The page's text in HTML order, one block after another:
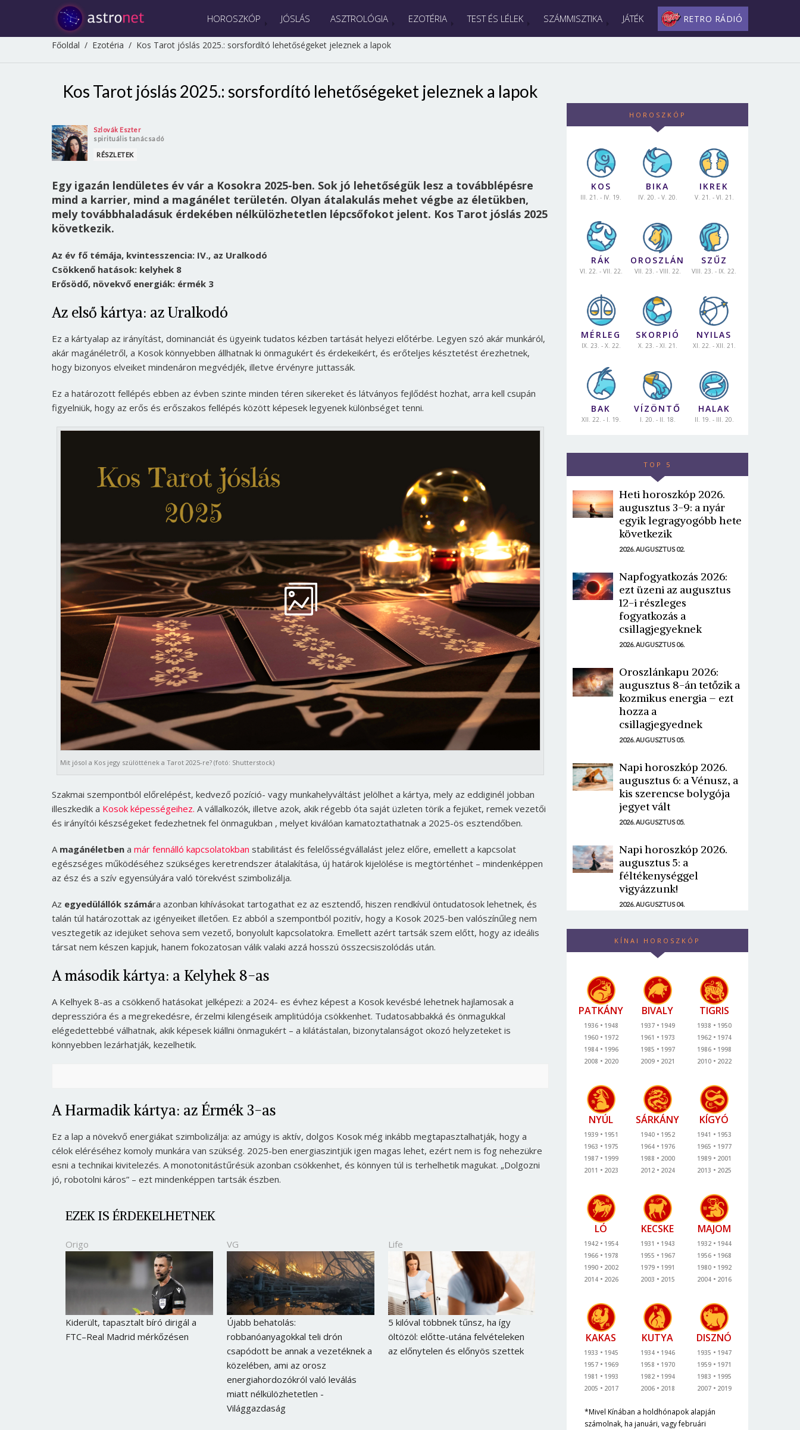
HOROSZKÓP JÓSLÁS ASZTROLÓGIA EZOTÉRIA TEST ÉS LÉLEK SZÁMMISZTIKA JÁTÉK RETRO RÁDIÓ
Főoldal / Ezotéria / Kos Tarot jóslás 2025.: sorsfordító lehetőségeket jeleznek a lapok
Kos Tarot jóslás 2025.: sorsfordító lehetőségeket jeleznek a lapok
Szlovák Eszter
spirituális tanácsadó
RÉSZLETEK
Egy igazán lendületes év vár a Kosokra 2025-ben. Sok jó lehetőségük lesz a továbblépésre
mind a karrier, mind a magánélet területén. Olyan átalakulás mehet végbe az életükben,
mely továbbhaladásuk érdekében nélkülözhetetlen lépcsőfokot jelent. Kos Tarot jóslás 2025
következik.
Az év fő témája, kvintesszencia: IV., az Uralkodó
Csökkenő hatások: kelyhek 8
Erősödő, növekvő energiák: érmék 3
Az első kártya: az Uralkodó
Ez a kártyalap az irányítást, dominanciát és ügyeink tudatos kézben tartását helyezi előtérbe. Legyen szó akár munkáról,
akár magánéletről, a Kosok könnyebben állhatnak ki önmagukért és érdekeikért, és erőteljes késztetést érezhetnek,
hogy bizonyos elveiket mindenáron megvédjék, illetve érvényre juttassák.
Ez a határozott fellépés ebben az évben szinte minden téren sikereket és látványos fejlődést hozhat, arra kell csupán
figyelniük, hogy az erős és erőszakos fellépés között képesek legyenek különbséget tenni.
Mit jósol a Kos jegy szülöttének a Tarot 2025-re? (fotó: Shutterstock)
Szakmai szempontból előrelépést, kedvező pozíció- vagy munkahelyváltást jelölhet a kártya, mely az eddiginél jobban
illeszkedik a Kosok képességeihez. A vállalkozók, illetve azok, akik régebb óta saját üzleten törik a fejüket, remek vezetői
és irányítói készségeket fedezhetnek fel önmagukban , melyet kiválóan kamatoztathatnak a 2025-ös esztendőben.
A magánéletben a már fennálló kapcsolatokban stabilitást és felelősségvállalást jelez előre, emellett a kapcsolat
egészséges működéséhez szükséges keretrendszer átalakítása, új határok kijelölése is megtörténhet – mindenképpen
az ész és a szív egyensúlyára való törekvést szimbolizálja.
Az egyedülállók számára azonban kihívásokat tartogathat ez az esztendő, hiszen rendkívül öntudatosok lehetnek, és
talán túl határozottak az igényeiket illetően. Ez abból a szempontból pozitív, hogy a Kosok 2025-ben valószínűleg nem
vesztegetik az idejüket sehova sem vezető, bonyolult kapcsolatokra. Emellett azért tartsák szem előtt, hogy az ideális
társat nem készen kapjuk, hanem fokozatosan válik valaki azzá hosszú összecsiszolódás után.
A második kártya: a Kelyhek 8-as
A Kelhyek 8-as a csökkenő hatásokat jelképezi: a 2024- es évhez képest a Kosok kevésbé lehetnek hajlamosak a
depresszióra és a megrekedésre, érzelmi kilengéseik amplitúdója csökkenhet. Tudatosabbakká és önmagukkal
elégedettebbé válhatnak, akik képesek kiállni önmagukért – a kilátástalan, bizonytalanságot okozó helyzeteket is
könnyebben lezárhatják, kezelhetik.
A Harmadik kártya: az Érmék 3-as
Ez a lap a növekvő energiákat szimbolizálja: az amúgy is aktív, dolgos Kosok még inkább megtapasztalhatják, hogy a
célok eléréséhez komoly munkára van szükség. 2025-ben energiaszintjük igen magas lehet, ezért nem is fog nehezükre
esni a technikai kivitelezés. A monotonitástűrésük azonban csökkenhet, és könnyen túl is terhelhetik magukat. „Dolgozni
jó, robotolni káros” – ezt mindenképpen tartsák észben.
EZEK IS ÉRDEKELHETNEK
Origo
Kiderült, tapasztalt bíró dirigál a
FTC–Real Madrid mérkőzésen
VG
Újabb behatolás:
robbanóanyagokkal teli drón
csapódott be annak a vezetéknek a
közelében, ami az orosz
energiahordozókról való leválás
miatt nélkülözhetetlen -
Világgazdaság
Life
5 kilóval többnek tűnsz, ha így
öltözöl: előtte-utána felvételeken
az előnytelen és előnyös szettek
HOROSZKÓP
KOS
III. 21. - IV. 19.
BIKA
IV. 20. - V. 20.
IKREK
V. 21. - VI. 21.
RÁK
VI. 22. - VII. 22.
OROSZLÁN
VII. 23. - VIII. 22.
SZŰZ
VIII. 23. - IX. 22.
MÉRLEG
IX. 23. - X. 22.
SKORPIÓ
X. 23. - XI. 21.
NYILAS
XI. 22. - XII. 21.
BAK
XII. 22. - I. 19.
VÍZÖNTŐ
I. 20. - II. 18.
HALAK
II. 19. - III. 20.
TOP 5
Heti horoszkóp 2026.
augusztus 3-9: a nyár
egyik legragyogóbb hete
következik
2026. AUGUSZTUS 02.
Napfogyatkozás 2026:
ezt üzeni az augusztus
12-i részleges
fogyatkozás a
csillagjegyeknek
2026. AUGUSZTUS 06.
Oroszlánkapu 2026:
augusztus 8-án tetőzik a
kozmikus energia – ezt
hozza a
csillagjegyednek
2026. AUGUSZTUS 05.
Napi horoszkóp 2026.
augusztus 6: a Vénusz, a
kis szerencse bolygója
jegyet vált
2026. AUGUSZTUS 05.
Napi horoszkóp 2026.
augusztus 5: a
féltékenységgel
vigyázzunk!
2026. AUGUSZTUS 04.
KÍNAI HOROSZKÓP
PATKÁNY
1936
1948
1960
1972
1984
1996
2008
2020
BIVALY
1937
1949
1961
1973
1985
1997
2009
2021
TIGRIS
1938
1950
1962
1974
1986
1998
2010
2022
NYÚL
1939
1951
1963
1975
1987
1999
2011
2023
SÁRKÁNY
1940
1952
1964
1976
1988
2000
2012
2024
KÍGYÓ
1941
1953
1965
1977
1989
2001
2013
2025
LÓ
1942
1954
1966
1978
1990
2002
2014
2026
KECSKE
1931
1943
1955
1967
1979
1991
2003
2015
MAJOM
1932
1944
1956
1968
1980
1992
2004
2016
KAKAS
1933
1945
1957
1969
1981
1993
2005
2017
KUTYA
1934
1946
1958
1970
1982
1994
2006
2018
DISZNÓ
1935
1947
1959
1971
1983
1995
2007
2019
*Mivel Kínában a holdhónapok alapján
számolnak, ha januári, vagy februári
Borsonline bejelentkezés
E-mail cím vagy felhasználónév
Jelszó